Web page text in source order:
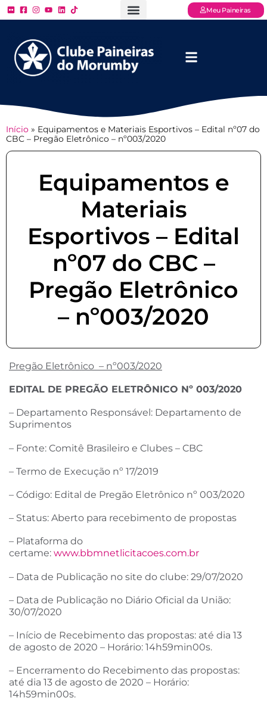
Meu Paineiras
Início » Equipamentos e Materiais Esportivos – Edital nº07 do
CBC – Pregão Eletrônico – nº003/2020
Equipamentos e
Materiais
Esportivos – Edital
nº07 do CBC –
Pregão Eletrônico
– nº003/2020
Pregão Eletrônico – nº003/2020
EDITAL DE PREGÃO ELETRÔNICO Nº 003/2020
– Departamento Responsável: Departamento de
Suprimentos
– Fonte: Comitê Brasileiro e Clubes – CBC
– Termo de Execução nº 17/2019
– Código: Edital de Pregão Eletrônico nº 003/2020
– Status: Aberto para recebimento de propostas
– Plataforma do
certame: www.bbmnetlicitacoes.com.br
– Data de Publicação no site do clube: 29/07/2020
– Data de Publicação no Diário Oficial da União:
30/07/2020
– Início de Recebimento das propostas: até dia 13
de agosto de 2020 – Horário: 14h59min00s.
– Encerramento do Recebimento das propostas:
até dia 13 de agosto de 2020 – Horário:
14h59min00s.